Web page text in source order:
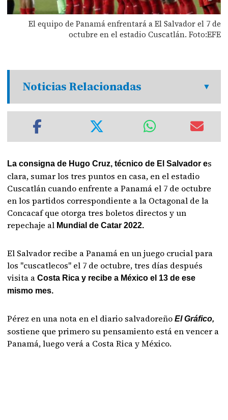
El equipo de Panamá enfrentará a El Salvador el 7 de
octubre en el estadio Cuscatlán. Foto:EFE
Noticias Relacionadas
La consigna de Hugo Cruz, técnico de El Salvador es
clara, sumar los tres puntos en casa, en el estadio
Cuscatlán cuando enfrente a Panamá el 7 de octubre
en los partidos correspondiente a la Octagonal de la
Concacaf que otorga tres boletos directos y un
repechaje al Mundial de Catar 2022.
El Salvador recibe a Panamá en un juego crucial para
los "cuscatlecos" el 7 de octubre, tres días después
visita aCosta Rica y recibe a México el 13 de ese
mismo mes.
Pérez en una nota en el diario salvadoreñoEl Gráfico,
sostiene que primero su pensamiento está en vencer a
Panamá, luego verá a Costa Rica y México.